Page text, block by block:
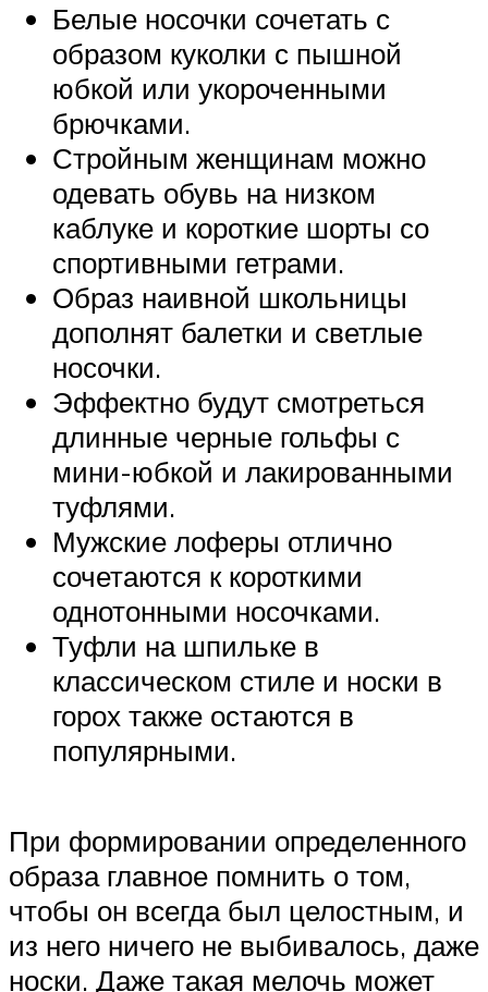
Белые носочки сочетать с
образом куколки с пышной
юбкой или укороченными
брючками.
Стройным женщинам можно
одевать обувь на низком
каблуке и короткие шорты со
спортивными гетрами.
Образ наивной школьницы
дополнят балетки и светлые
носочки.
Эффектно будут смотреться
длинные черные гольфы с
мини-юбкой и лакированными
туфлями.
Мужские лоферы отлично
сочетаются к короткими
однотонными носочками.
Туфли на шпильке в
классическом стиле и носки в
горох также остаются в
популярными.
При формировании определенного
образа главное помнить о том,
чтобы он всегда был целостным, и
из него ничего не выбивалось, даже
носки. Даже такая мелочь может